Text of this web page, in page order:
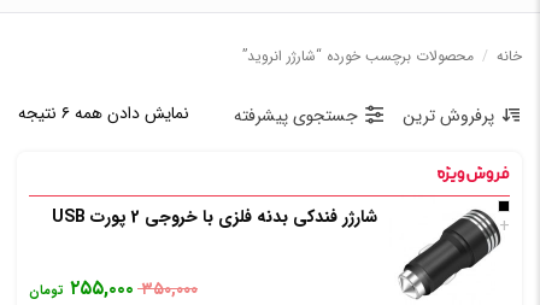
خانه / محصولات برچسب خورده “شارژر انروید”
نمایش دادن همه ۶ نتیجه پرفروش ترین جستجوی پیشرفته
+ شارژر فندکی بدنه فلزی با خروجی 2 پورت USB
۳۵۰,۰۰۰ ۲۵۵,۰۰۰ تومان